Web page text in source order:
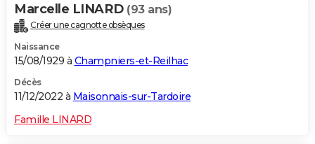
Marcelle LINARD (93 ans)
Créer une cagnotte obsèques
Naissance
15/08/1929 à Champniers-et-Reilhac
Décès
11/12/2022 à Maisonnais-sur-Tardoire
Famille LINARD